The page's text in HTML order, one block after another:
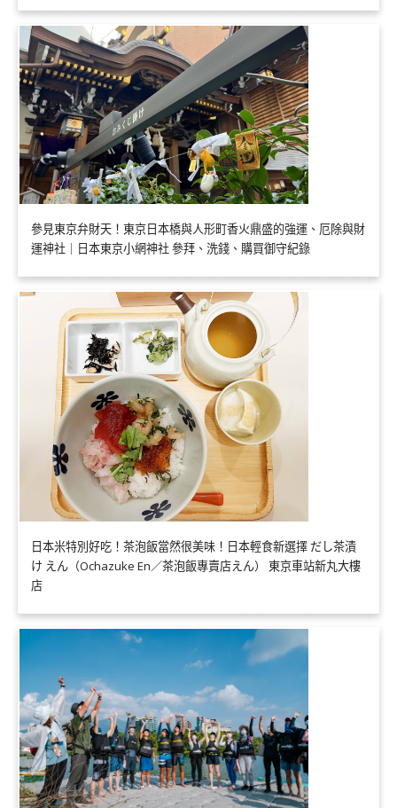
參見東京弁財天！東京日本橋與人形町香火鼎盛的強運、厄除與財
運神社｜日本東京小網神社 參拜、洗錢、購買御守紀錄
日本米特別好吃！茶泡飯當然很美味！日本輕食新選擇 だし茶漬
け えん（Ochazuke En／茶泡飯專賣店えん） 東京車站新丸大樓
店